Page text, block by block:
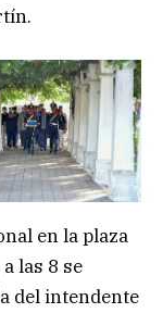
en la plaza
las 8 se
del intendente